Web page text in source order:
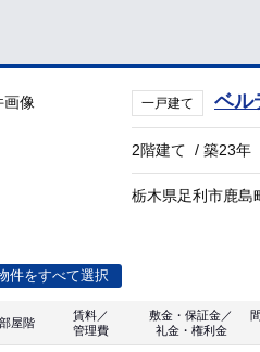
一戸建て ベ
2階建て /築23年
栃木県足利市鹿島
件をすべて選択
部屋階
賃料／
管理費
敷金・保証金／
礼金・権利金